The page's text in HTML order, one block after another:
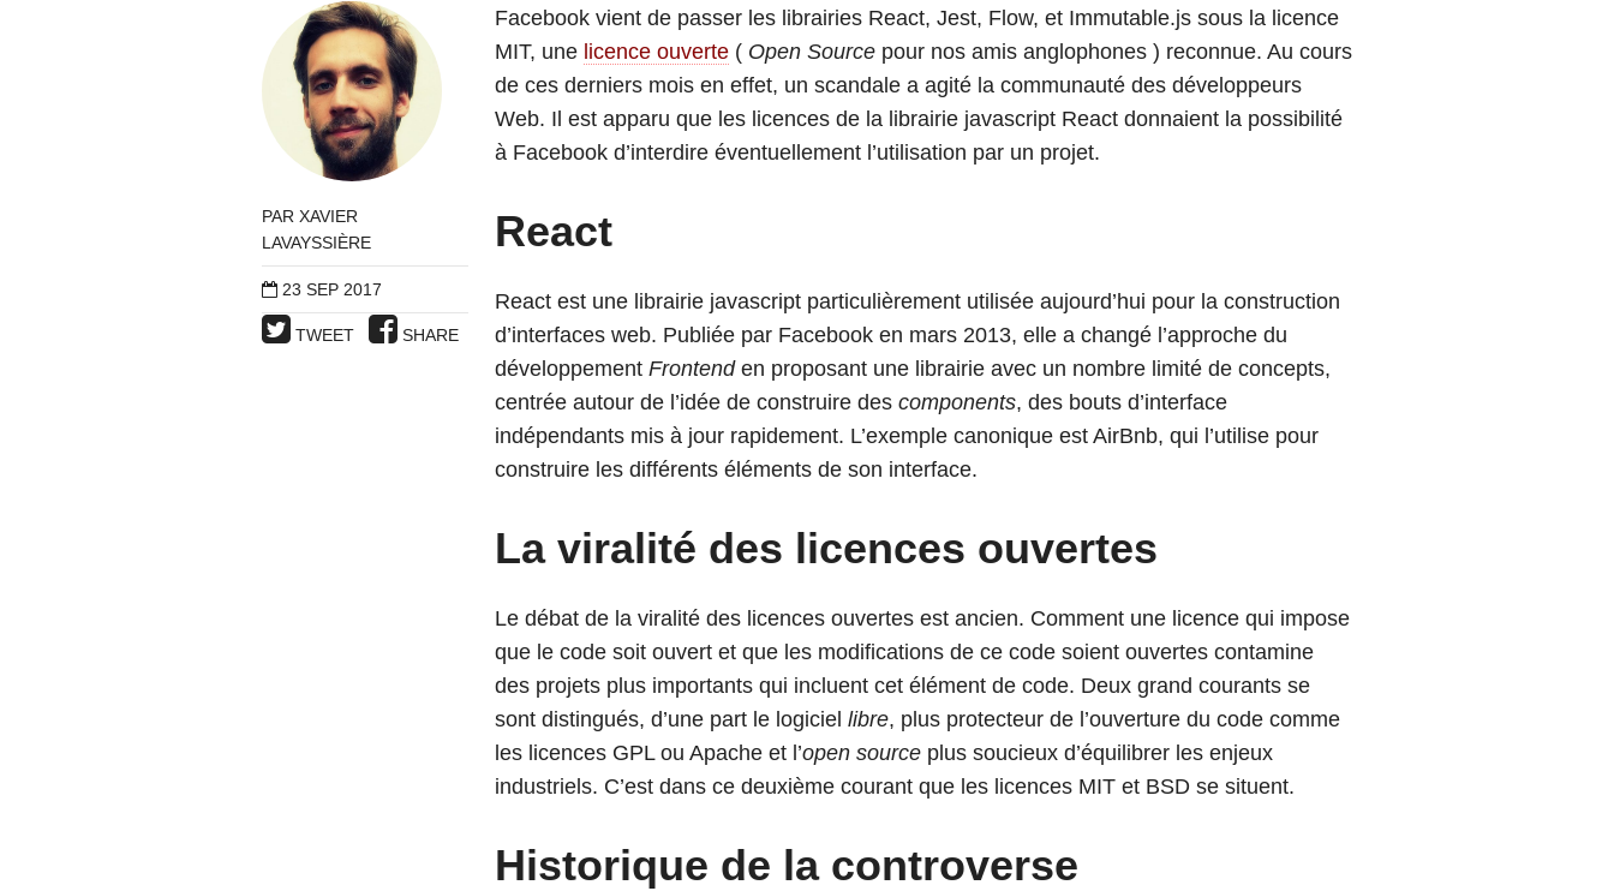
PAR XAVIER
LAVAYSSIÈRE
23 SEP 2017
TWEET SHARE
Facebook vient de passer les librairies React, Jest, Flow, et Immutable.js sous la licence
MIT, une licence ouverte( Open Sourcepour nos amis anglophones ) reconnue. Au cours
de ces derniers mois en effet, un scandale a agité la communauté des développeurs
Web. Il est apparu que les licences de la librairie javascript React donnaient la possibilité
à Facebook d’interdire éventuellement l’utilisation par un projet.
React
React est une librairie javascript particulièrement utilisée aujourd’hui pour la construction
d’interfaces web. Publiée par Facebook en mars 2013, elle a changé l’approche du
développement Frontenden proposant une librairie avec un nombre limité de concepts,
centrée autour de l’idée de construire des components, des bouts d’interface
indépendants mis à jour rapidement. L’exemple canonique est AirBnb, qui l’utilise pour
construire les différents éléments de son interface.
La viralité des licences ouvertes
Le débat de la viralité des licences ouvertes est ancien. Comment une licence qui impose
que le code soit ouvert et que les modifications de ce code soient ouvertes contamine
des projets plus importants qui incluent cet élément de code. Deux grand courants se
sont distingués, d’une part le logiciel libre, plus protecteur de l’ouverture du code comme
les licences GPL ou Apache et l’open sourceplus soucieux d’équilibrer les enjeux
industriels. C’est dans ce deuxième courant que les licences MIT et BSD se situent.
Historique de la controverse